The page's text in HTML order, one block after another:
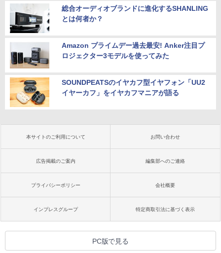
総合オーディオブランドに進化するSHANLING
とは何者か？
Amazon プライムデー過去最安! Anker注目プ
ロジェクター3モデルを使ってみた
SOUNDPEATSのイヤカフ型イヤフォン「UU2
イヤーカフ」をイヤカフマニアが語る
本サイトのご利用について お問い合わせ
広告掲載のご案内 編集部へのご連絡
プライバシーポリシー 会社概要
インプレスグループ 特定商取引法に基づく表示
PC版で見る